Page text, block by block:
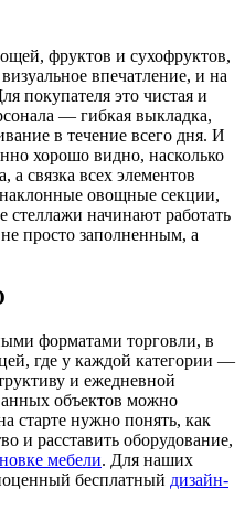
фруктов и сухофруктов,
впечатление, и на
покупателя это чистая и
— гибкая выкладка,
в течение всего дня. И
хорошо видно, насколько
а связка всех элементов
овощные секции,
стеллажи начинают работать
просто заполненным, а
форматами торговли, в
где у каждой категории —
и ежедневной
объектов можно
старте нужно понять, как
и расставить оборудование,
мебели. Для наших
бесплатный дизайн-